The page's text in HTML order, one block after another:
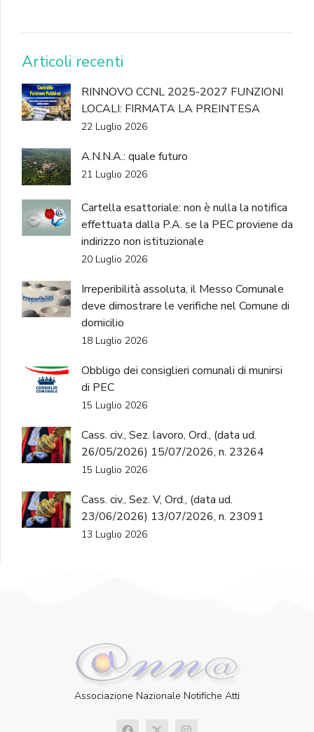
DONA
Articoli recenti
RINNOVO CCNL 2025-2027 FUNZIONI
LOCALI: FIRMATA LA PREINTESA
22 Luglio 2026
A.N.N.A.: quale futuro
21 Luglio 2026
Cartella esattoriale: non è nulla la notifica
effettuata dalla P.A. se la PEC proviene da
indirizzo non istituzionale
20 Luglio 2026
Irreperibilità assoluta, il Messo Comunale
deve dimostrare le verifiche nel Comune di
domicilio
18 Luglio 2026
Obbligo dei consiglieri comunali di munirsi
di PEC
15 Luglio 2026
Cass. civ., Sez. lavoro, Ord., (data ud.
26/05/2026) 15/07/2026, n. 23264
15 Luglio 2026
Cass. civ., Sez. V, Ord., (data ud.
23/06/2026) 13/07/2026, n. 23091
13 Luglio 2026
Associazione Nazionale Notifiche Atti